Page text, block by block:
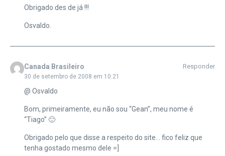
Obrigado des de já !!!
Osvaldo.
Canada Brasileiro
30 de setembro de 2008 em 10:21
Responder
@ Osvaldo
Bom, primeiramente, eu não sou “Gean”, meu nome é
“Tiago” 🙂
Obrigado pelo que disse a respeito do site… fico feliz que
tenha gostado mesmo dele =]